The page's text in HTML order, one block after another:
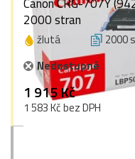
2000 stran
žlutá 2000
Nedostupné
1 915 Kč
1 583 Kč bez DPH